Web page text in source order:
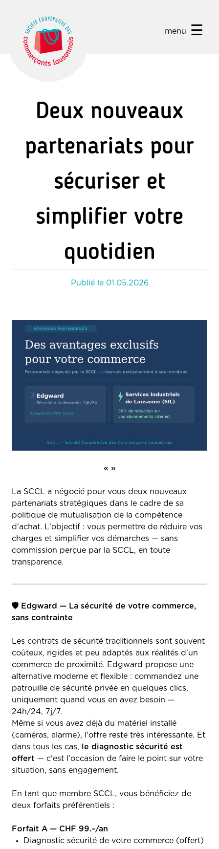
menu ☰
Deux nouveaux
partenariats pour
sécuriser et
simplifier votre
quotidien
Publié le 01.05.2026
« »
La SCCL a négocié pour vous deux nouveaux
partenariats stratégiques dans le cadre de sa
politique de mutualisation de la compétence
d'achat. L'objectif : vous permettre de réduire vos
charges et simplifier vos démarches — sans
commission perçue par la SCCL, en toute
transparence.
🛡 Edgward — La sécurité de votre commerce,
sans contrainte
Les contrats de sécurité traditionnels sont souvent
coûteux, rigides et peu adaptés aux réalités d'un
commerce de proximité. Edgward propose une
alternative moderne et flexible : commandez une
patrouille de sécurité privée en quelques clics,
uniquement quand vous en avez besoin —
24h/24, 7j/7.
Même si vous avez déjà du matériel installé
(caméras, alarme), l'offre reste très intéressante. Et
dans tous les cas,
le diagnostic sécurité est
offert — c'est l'occasion de faire le point sur votre
situation, sans engagement.
En tant que membre SCCL, vous bénéficiez de
deux forfaits préférentiels :
Forfait A — CHF 99.–/an
Diagnostic sécurité de votre commerce (offert)